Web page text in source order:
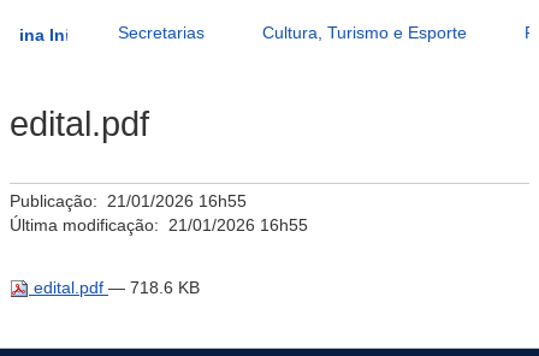
Inicial Secretarias Cultura, Turismo e Esporte
edital.pdf
Publicação: 21/01/2026 16h55
Última modificação: 21/01/2026 16h55
edital.pdf — 718.6 KB